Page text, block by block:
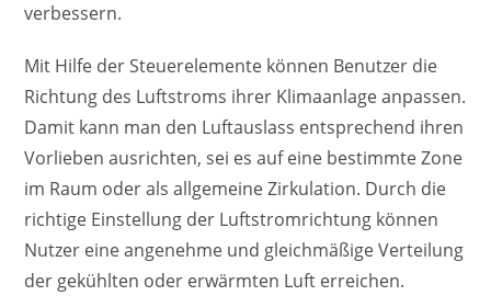
verbessern.
Mit Hilfe der Steuerelemente können Benutzer die
Richtung des Luftstroms ihrer Klimaanlage anpassen.
Damit kann man den Luftauslass entsprechend ihren
Vorlieben ausrichten, sei es auf eine bestimmte Zone
im Raum oder als allgemeine Zirkulation. Durch die
richtige Einstellung der Luftstromrichtung können
Nutzer eine angenehme und gleichmäßige Verteilung
der gekühlten oder erwärmten Luft erreichen.